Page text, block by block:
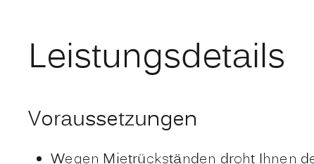
Leistungsdetails
Voraussetzungen